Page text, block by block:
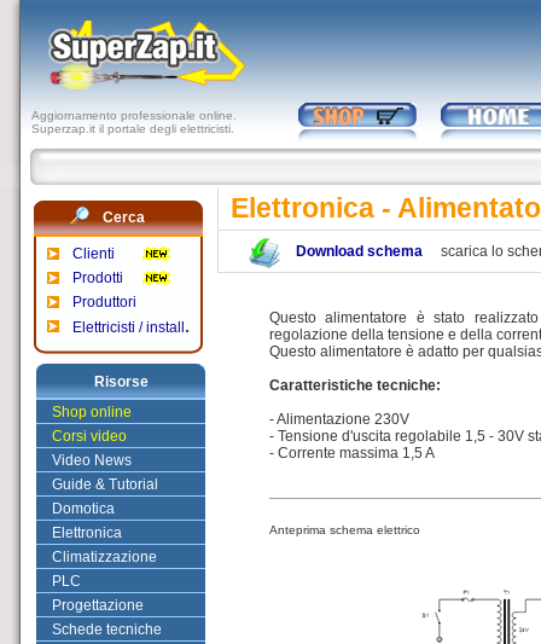
Aggiornamento professionale online.
Superzap.it il portale degli elettricisti.
Cerca
Clienti
Prodotti
Produttori
Elettricisti / install .
Risorse
Shop online
Corsi video
Video News
Guide & Tutorial
Domotica
Elettronica
Climatizzazione
PLC
Progettazione
Schede tecniche
Elettronica -
Download schema scarica lo
Questo alimentatore è stato
regolazione della tensione e della
Questo alimentatore è adatto per
Caratteristiche tecniche:
- Alimentazione 230V
- Tensione d'uscita regolabile 1,5 - 30V
- Corrente massima 1,5 A
Anteprima schema elettrico